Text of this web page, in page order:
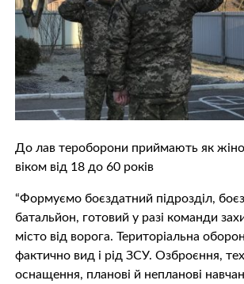
До лав тероборони приймають як
віком від 18 до 60 років
“Формуємо боєздатний підрозділ,
батальйон, готовий у разі команди
місто від ворога. Територіальна
фактично вид і рід ЗСУ. Озброєння,
оснащення, планові й непланові